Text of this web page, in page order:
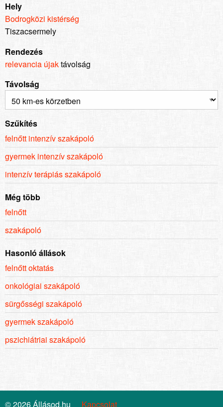
Hely
Bodrogközi kistérség
Tiszacsermely
Rendezés
relevancia újaktávolság
Távolság
Szűkítés
felnőtt intenzív szakápoló
gyermek intenzív szakápoló
intenzív terápiás szakápoló
Még több
felnőtt
szakápoló
Hasonló állások
felnőtt oktatás
onkológiai szakápoló
sürgősségi szakápoló
gyermek szakápoló
pszichiátriai szakápoló
© 2026 Állásod.hu Kapcsolat